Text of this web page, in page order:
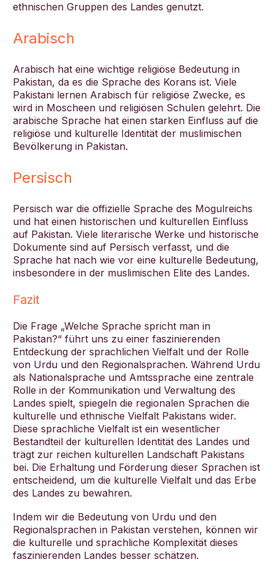
ethnischen Gruppen des Landes genutzt.
Arabisch
Arabisch hat eine wichtige religiöse Bedeutung in
Pakistan, da es die Sprache des Korans ist. Viele
Pakistani lernen Arabisch für religiöse Zwecke, es
wird in Moscheen und religiösen Schulen gelehrt. Die
arabische Sprache hat einen starken Einfluss auf die
religiöse und kulturelle Identität der muslimischen
Bevölkerung in Pakistan.
Persisch
Persisch war die offizielle Sprache des Mogulreichs
und hat einen historischen und kulturellen Einfluss
auf Pakistan. Viele literarische Werke und historische
Dokumente sind auf Persisch verfasst, und die
Sprache hat nach wie vor eine kulturelle Bedeutung,
insbesondere in der muslimischen Elite des Landes.
Fazit
Die Frage „Welche Sprache spricht man in
Pakistan?“ führt uns zu einer faszinierenden
Entdeckung der sprachlichen Vielfalt und der Rolle
von Urdu und den Regionalsprachen. Während Urdu
als Nationalsprache und Amtssprache eine zentrale
Rolle in der Kommunikation und Verwaltung des
Landes spielt, spiegeln die regionalen Sprachen die
kulturelle und ethnische Vielfalt Pakistans wider.
Diese sprachliche Vielfalt ist ein wesentlicher
Bestandteil der kulturellen Identität des Landes und
trägt zur reichen kulturellen Landschaft Pakistans
bei. Die Erhaltung und Förderung dieser Sprachen ist
entscheidend, um die kulturelle Vielfalt und das Erbe
des Landes zu bewahren.
Indem wir die Bedeutung von Urdu und den
Regionalsprachen in Pakistan verstehen, können wir
die kulturelle und sprachliche Komplexität dieses
faszinierenden Landes besser schätzen.